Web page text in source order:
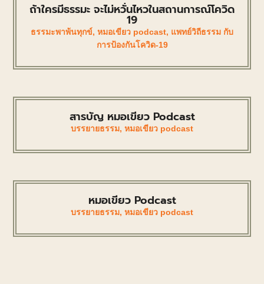
ถ้าใครมีธรรมะ จะไม่หวั่นไหวในสถานการณ์โควิด
19
ธรรมะพาพ้นทุกข์, หมอเขียว podcast, แพทย์วิถีธรรม กับ
การป้องกันโควิด-19
สารบัญ หมอเขียว Podcast
บรรยายธรรม, หมอเขียว podcast
หมอเขียว Podcast
บรรยายธรรม, หมอเขียว podcast